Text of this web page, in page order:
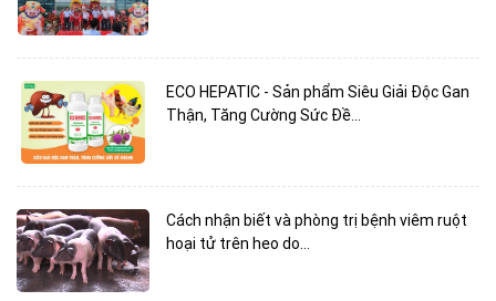
ECO HEPATIC - Sản phẩm Siêu Giải Độc Gan
Thận, Tăng Cường Sức Đề...
Cách nhận biết và phòng trị bệnh viêm ruột
hoại tử trên heo do...